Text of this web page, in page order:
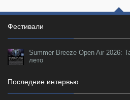
Фестивали
Summer Breeze Open Air 2026:
лето
Последние интервью